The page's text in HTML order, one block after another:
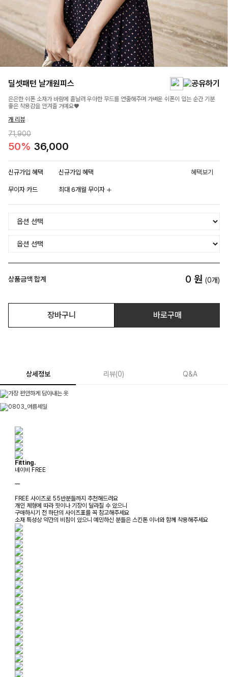
딜셋패턴 날개원피스
은은한 쉬폰 소재가 바람에 흩날려 우아한 무드를 연출해주며 가벼운 쉬폰이 입는 순간 기분
좋은 착용감을 안겨줄 거예요♥
개 리뷰
71,900
50% 36,000
신규가입 혜택 신규가입 혜택 혜택보기
무이자 카드 최대 6개월 무이자
상품금액 합계 0 원 (0개)
장바구니 바로구매
상세정보 리뷰(0) Q&A
Fitting.
네이비 FREE
ㅡ
FREE 사이즈로 55반분들까지 추천해드려요
개인 체형에 따라 핏이나 기장이 달라질 수 있으니
구매하시기 전 하단의 사이즈표를 꼭 참고해주세요
소재 특성상 약간의 비침이 있으니 예민하신 분들은 스킨톤 이너와 함께 착용해주세요